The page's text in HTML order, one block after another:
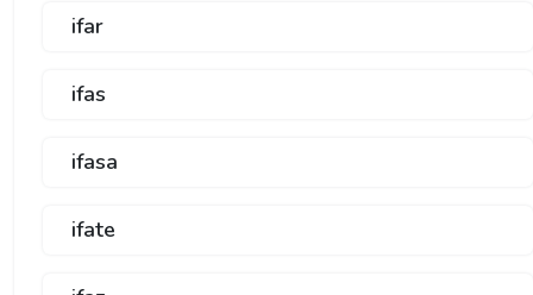
ifar
ifas
ifasa
ifate